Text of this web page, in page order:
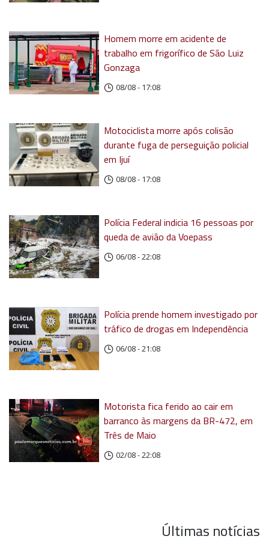
Homem morre em acidente de
trabalho em frigorífico de São Luiz
Gonzaga
08/08 - 17:08
Motociclista morre após colisão
durante fuga de perseguição policial
em Ijuí
08/08 - 17:08
Polícia Federal indicia 16 pessoas por
queda de avião da Voepass
06/08 - 22:08
Polícia prende homem investigado por
tráfico de drogas em Independência
06/08 - 21:08
Motorista fica ferido ao cair em
barranco às margens da BR-472, em
Três de Maio
02/08 - 22:08
Últimas notícias